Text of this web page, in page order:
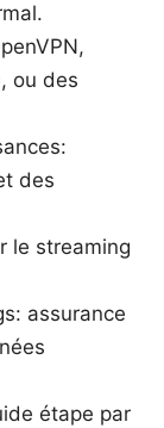
ou des
des
le streaming
assurance
étape par